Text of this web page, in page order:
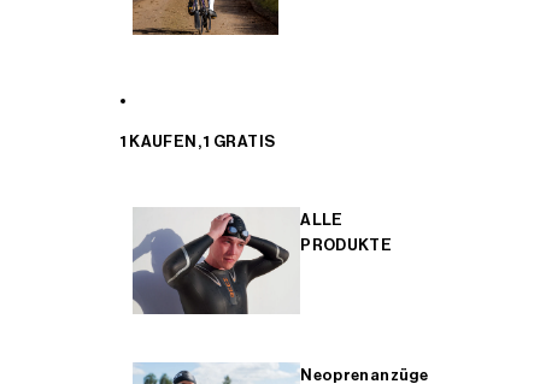
1 KAUFEN, 1 GRATIS
ALLE
PRODUKTE
Neoprenanzüge